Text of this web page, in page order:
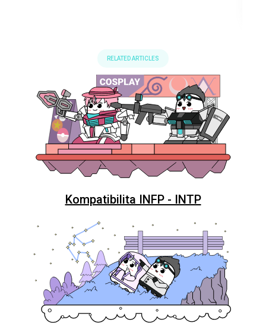
RELATED ARTICLES
Kompatibilita INFP - INTP